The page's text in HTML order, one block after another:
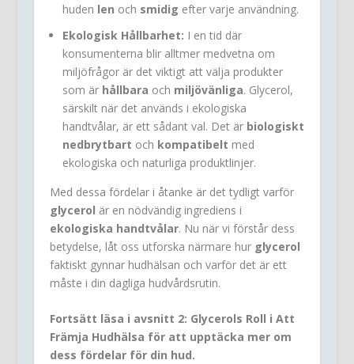
huden len och smidig efter varje användning.
Ekologisk Hållbarhet: I en tid där
konsumenterna blir alltmer medvetna om
miljöfrågor är det viktigt att välja produkter
som är hållbara och miljövänliga. Glycerol,
särskilt när det används i ekologiska
handtvålar, är ett sådant val. Det är biologiskt
nedbrytbart och kompatibelt med
ekologiska och naturliga produktlinjer.
Med dessa fördelar i åtanke är det tydligt varför
glycerol är en nödvändig ingrediens i
ekologiska handtvålar. Nu när vi förstår dess
betydelse, låt oss utforska närmare hur glycerol
faktiskt gynnar hudhälsan och varför det är ett
måste i din dagliga hudvårdsrutin.
Fortsätt läsa i avsnitt 2: Glycerols Roll i Att
Främja Hudhälsa för att upptäcka mer om
dess fördelar för din hud.